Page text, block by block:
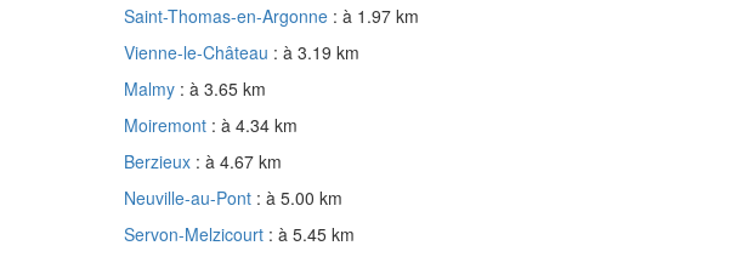
Saint-Thomas-en-Argonne : à 1.97 km
Vienne-le-Château : à 3.19 km
Malmy : à 3.65 km
Moiremont : à 4.34 km
Berzieux : à 4.67 km
Neuville-au-Pont : à 5.00 km
Servon-Melzicourt : à 5.45 km